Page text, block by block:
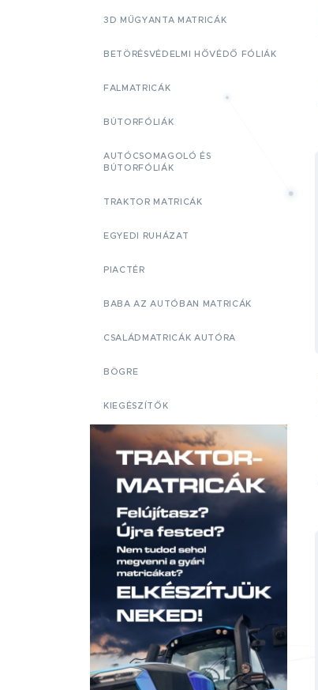
3D MŰGYANTA MATRICÁK
BETÖRÉSVÉDELMI HŐVÉDŐ FÓLIÁK
FALMATRICÁK
BÚTORFÓLIÁK
AUTÓCSOMAGOLÓ ÉS
BÚTORFÓLIÁK
TRAKTOR MATRICÁK
EGYEDI RUHÁZAT
PIACTÉR
BABA AZ AUTÓBAN MATRICÁK
CSALÁDMATRICÁK AUTÓRA
BÖGRE
KIEGÉSZÍTŐK